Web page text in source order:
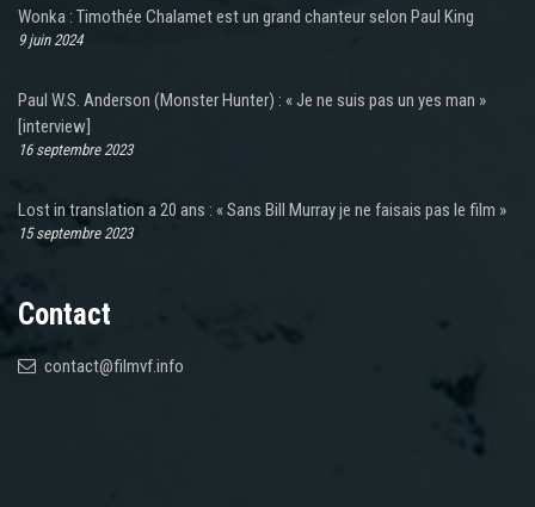
Wonka : Timothée Chalamet est un grand chanteur selon Paul King
9 juin 2024
Paul W.S. Anderson (Monster Hunter) : « Je ne suis pas un yes man »
[interview]
16 septembre 2023
Lost in translation a 20 ans : « Sans Bill Murray je ne faisais pas le film »
15 septembre 2023
Contact
contact@filmvf.info